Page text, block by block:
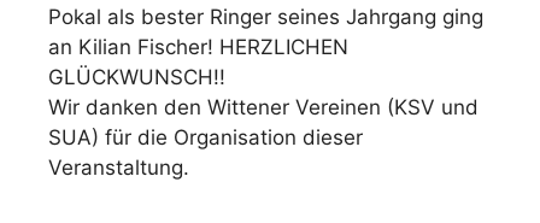
Pokal als bester Ringer seines Jahrgang ging
an Kilian Fischer! HERZLICHEN
GLÜCKWUNSCH!!
Wir danken den Wittener Vereinen (KSV und
SUA) für die Organisation dieser
Veranstaltung.